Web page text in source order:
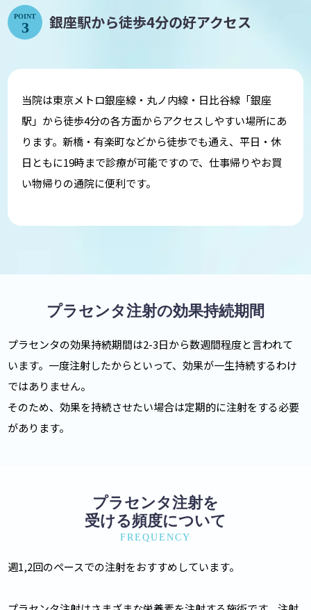
当院は東京メトロ銀座線・丸ノ内線・日比谷線「銀座
駅」から徒歩4分の各方面からアクセスしやすい場所にあ
ります。新橋・有楽町などから徒歩でも通え、平日・休
日ともに19時まで診療が可能ですので、仕事帰りやお買
い物帰りの通院に便利です。
POINT
3 銀座駅から徒歩4分の好アクセス
プラセンタ注射の効果持続期間
プラセンタの効果持続期間は2-3日から数週間程度と言われて
います。一度注射したからといって、効果が一生持続するわけ
ではありません。
そのため、効果を持続させたい場合は定期的に注射をする必要
があります。
プラセンタ注射を
受ける頻度について
FREQUENCY
週1,2回のペースでの注射をおすすめしています。